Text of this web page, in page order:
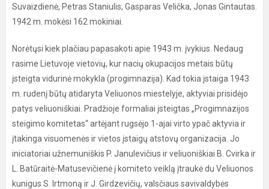
Suvaizdienė, Petras Staniulis, Gasparas Velička, Jonas Gintautas.
1942 m. mokėsi 162 mokiniai.
Norėtųsi kiek plačiau papasakoti apie 1943 m. įvykius. Nedaug
rasime Lietuvoje vietovių, kur nacių okupacijos metais būtų
įsteigta vidurinė mokykla (progimnazija). Kad tokia įstaiga 1943
m. rudenį būtų atidaryta Veliuonos miestelyje, aktyviai prisidėjo
patys veliuoniškiai. Pradžioje formaliai įsteigtas „Progimnazijos
steigimo komitetas“ artėjant rugsėjo 1-ajai virto ypač aktyvia ir
įtakinga visuomenės ir vietos įstaigų atstovų organizacija. Jo
iniciatoriai užnemuniškis P. Janulevičius ir veliuoniškiai B. Cvirka ir
L. Batūraitė-Matusevičienė į komiteto veiklą įtraukė du Veliuonos
kunigus S. Irtmoną ir J. Girdzevičių, valsčiaus savivaldybės